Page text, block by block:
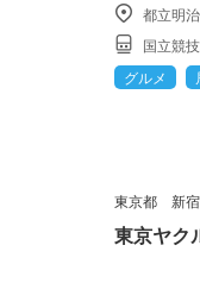
都立明
国立競
グルメ
東京都 新
東京ヤク